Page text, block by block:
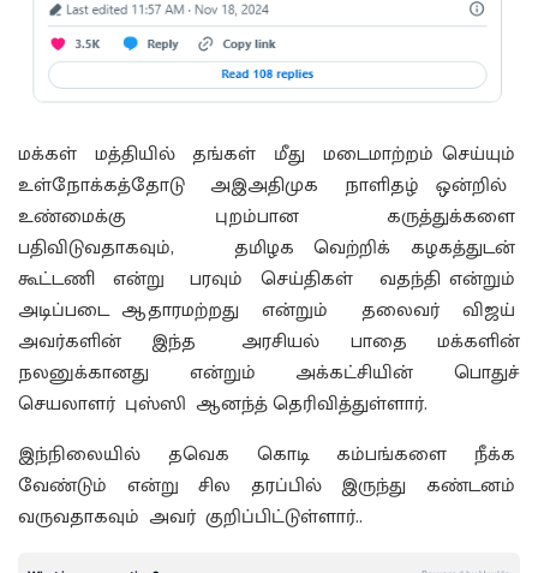
மக்கள் மத்தியில் தங்கள் மீது மடைமாற்றம் செய்யும்
உள்நோக்கத்தோடு அஇஅதிமுக நாளிதழ் ஒன்றில்
உண்மைக்கு புறம்பான கருத்துக்களை
பதிவிடுவதாகவும், தமிழக வெற்றிக் கழகத்துடன்
கூட்டணி என்று பரவும் செய்திகள் வதந்தி என்றும்
அடிப்படை ஆதாரமற்றது என்றும் தலைவர் விஜய்
அவர்களின் இந்த அரசியல் பாதை மக்களின்
நலனுக்கானது என்றும் அக்கட்சியின் பொதுச்
செயலாளர் புஸ்ஸி ஆனந்த் தெரிவித்துள்ளார்.
இந்நிலையில் தவெக கொடி கம்பங்களை நீக்க
வேண்டும் என்று சில தரப்பில் இருந்து கண்டனம்
வருவதாகவும் அவர் குறிப்பிட்டுள்ளார்..